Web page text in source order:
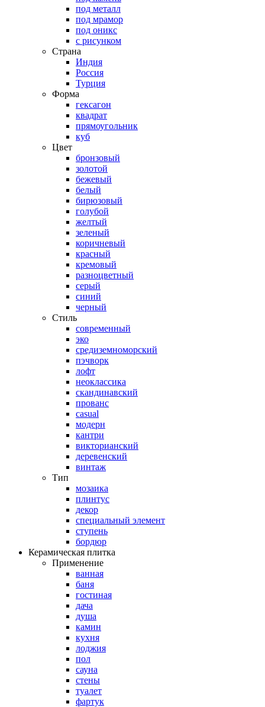
под металл
под мрамор
под оникс
с рисунком
Страна
Индия
Россия
Турция
Форма
гексагон
квадрат
прямоугольник
куб
Цвет
бронзовый
золотой
бежевый
белый
бирюзовый
голубой
желтый
зеленый
коричневый
красный
кремовый
разноцветный
серый
синий
черный
Стиль
современный
эко
средиземноморский
пэчворк
лофт
неоклассика
скандинавский
прованс
casual
модерн
кантри
викторианский
деревенский
винтаж
Тип
мозаика
плинтус
декор
специальный элемент
ступень
бордюр
Керамическая плитка
Применение
ванная
баня
гостиная
дача
душа
камин
кухня
лоджия
пол
сауна
стены
туалет
фартук